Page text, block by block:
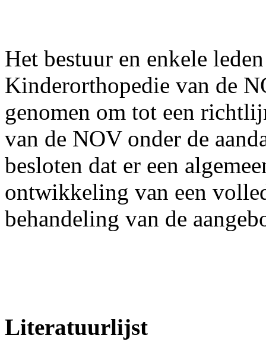
Het bestuur en enkele
Kinderorthopedie van de
genomen om tot een
van de NOV onder de
besloten dat er een
ontwikkeling van een
behandeling van de
Literatuurlijst